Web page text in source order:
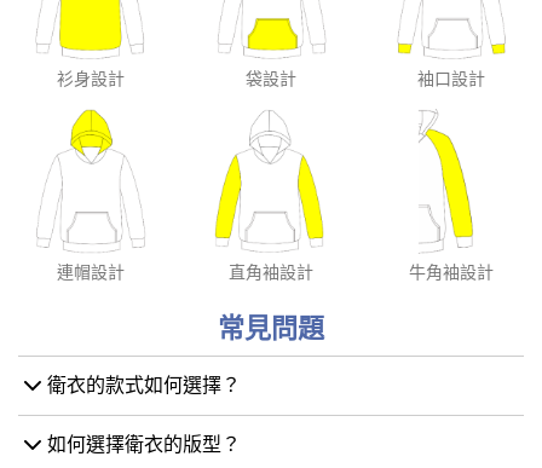
衫身設計 袋設計 袖口設計
連帽設計 直角袖設計 牛角袖設計
常見問題
衛衣的款式如何選擇？
如何選擇衛衣的版型？